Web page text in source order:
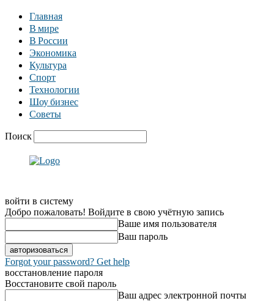
Главная
В мире
В России
Экономика
Культура
Спорт
Технологии
Шоу бизнес
Советы
Поиск
войти в систему
Добро пожаловать! Войдите в свою учётную запись
Ваше имя пользователя
Ваш пароль
Forgot your password? Get help
восстановление пароля
Восстановите свой пароль
Ваш адрес электронной почты